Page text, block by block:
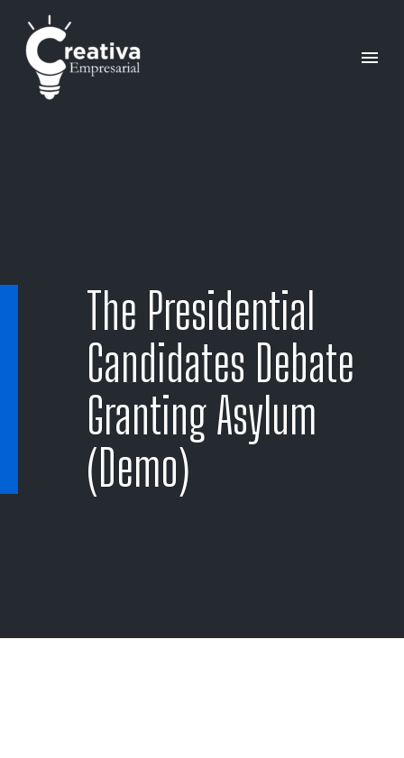
The Presidential
Candidates Debate
Granting Asylum
(Demo)